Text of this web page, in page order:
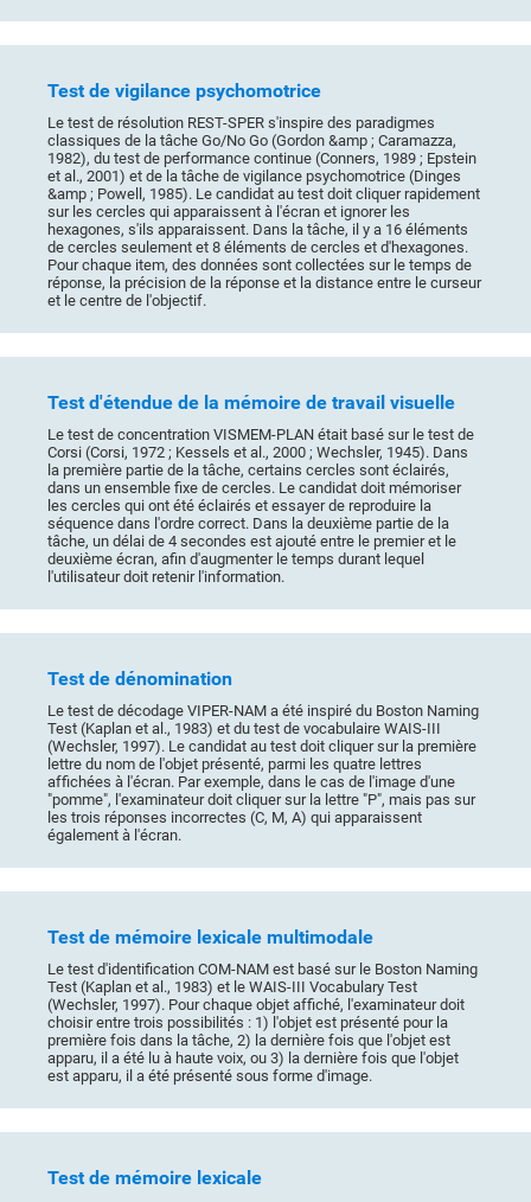
Test de vigilance psychomotrice
Le test de résolution REST-SPER s'inspire des paradigmes
classiques de la tâche Go/No Go (Gordon &amp ; Caramazza,
1982), du test de performance continue (Conners, 1989 ; Epstein
et al., 2001) et de la tâche de vigilance psychomotrice (Dinges
&amp ; Powell, 1985). Le candidat au test doit cliquer rapidement
sur les cercles qui apparaissent à l'écran et ignorer les
hexagones, s'ils apparaissent. Dans la tâche, il y a 16 éléments
de cercles seulement et 8 éléments de cercles et d'hexagones.
Pour chaque item, des données sont collectées sur le temps de
réponse, la précision de la réponse et la distance entre le curseur
et le centre de l'objectif.
Test d'étendue de la mémoire de travail visuelle
Le test de concentration VISMEM-PLAN était basé sur le test de
Corsi (Corsi, 1972 ; Kessels et al., 2000 ; Wechsler, 1945). Dans
la première partie de la tâche, certains cercles sont éclairés,
dans un ensemble fixe de cercles. Le candidat doit mémoriser
les cercles qui ont été éclairés et essayer de reproduire la
séquence dans l'ordre correct. Dans la deuxième partie de la
tâche, un délai de 4 secondes est ajouté entre le premier et le
deuxième écran, afin d'augmenter le temps durant lequel
l'utilisateur doit retenir l'information.
Test de dénomination
Le test de décodage VIPER-NAM a été inspiré du Boston Naming
Test (Kaplan et al., 1983) et du test de vocabulaire WAIS-III
(Wechsler, 1997). Le candidat au test doit cliquer sur la première
lettre du nom de l'objet présenté, parmi les quatre lettres
affichées à l'écran. Par exemple, dans le cas de l'image d'une
"pomme", l'examinateur doit cliquer sur la lettre "P", mais pas sur
les trois réponses incorrectes (C, M, A) qui apparaissent
également à l'écran.
Test de mémoire lexicale multimodale
Le test d'identification COM-NAM est basé sur le Boston Naming
Test (Kaplan et al., 1983) et le WAIS-III Vocabulary Test
(Wechsler, 1997). Pour chaque objet affiché, l'examinateur doit
choisir entre trois possibilités : 1) l'objet est présenté pour la
première fois dans la tâche, 2) la dernière fois que l'objet est
apparu, il a été lu à haute voix, ou 3) la dernière fois que l'objet
est apparu, il a été présenté sous forme d'image.
Test de mémoire lexicale